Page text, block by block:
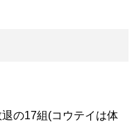
の17組(コウテイは体